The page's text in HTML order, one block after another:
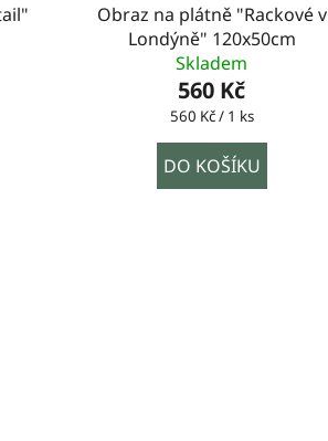
Obraz na plátně "Rackové v
Londýně" 120x50cm
Skladem
560 Kč
Měrná
560 Kč / 1 ks
DO KOŠÍKU